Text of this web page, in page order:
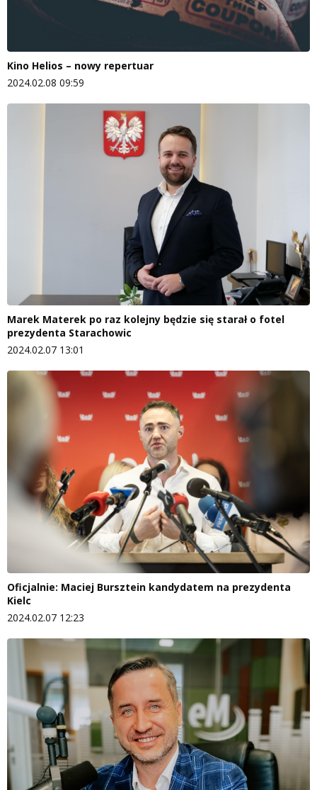
Kino Helios – nowy repertuar
2024.02.08 09:59
Marek Materek po raz kolejny będzie się starał o fotel
prezydenta Starachowic
2024.02.07 13:01
Oficjalnie: Maciej Bursztein kandydatem na prezydenta
Kielc
2024.02.07 12:23